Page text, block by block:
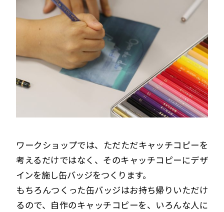
ワークショップでは、ただただキャッチコピーを
考えるだけではなく、そのキャッチコピーにデザ
インを施し缶バッジをつくります。
もちろんつくった缶バッジはお持ち帰りいただけ
るので、自作のキャッチコピーを、いろんな人に